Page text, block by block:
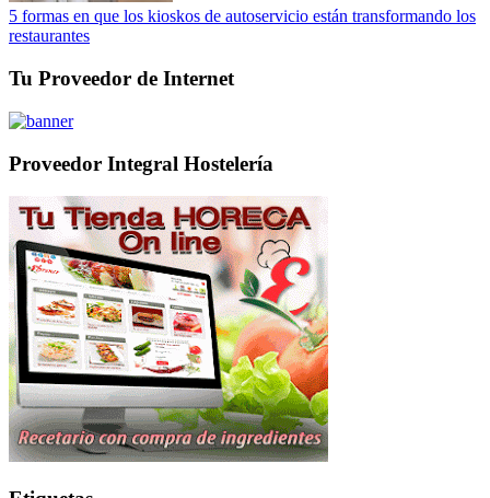
5 formas en que los kioskos de autoservicio están transformando los
restaurantes
Tu Proveedor de Internet
Proveedor Integral Hostelería